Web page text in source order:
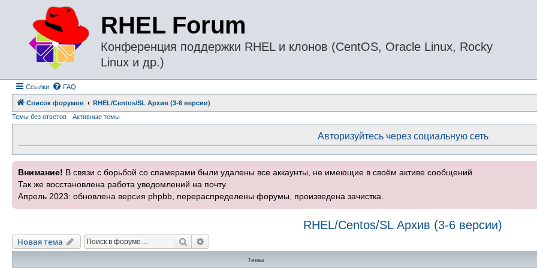
RHEL Forum
Конференция поддержки RHEL и клонов (CentOS, Oracle Linux, Rocky
Linux и др.)
Ссылки FAQ
Список форумов
RHEL/Centos/SL Архив (3-6 версии)
Темы без ответов
Активные темы
Авторизуйтесь через социальную сеть
Внимание! В связи с борьбой со спамерами были удалены все аккаунты, не имеющие в своём активе сообщений.
Так же восстановлена работа уведомлений на почту.
Апрель 2023: обновлена версия phpbb, перераспределены форумы, произведена зачистка.
RHEL/Centos/SL Архив (3-6 версии)
Новая тема Поиск
Темы